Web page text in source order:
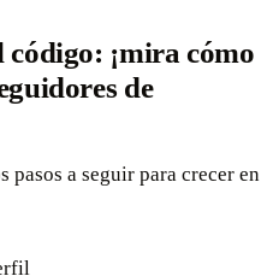
código: ¡mira cómo
de
pasos a seguir para crecer en